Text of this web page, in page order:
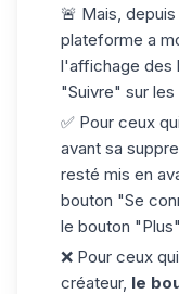
🚨 Mais,
plateforme a
l'affichage des
"Suivre" sur
✅ Pour ceux
avant sa
resté mis en
bouton "Se
le bouton
❌ Pour ceux
créateur, le